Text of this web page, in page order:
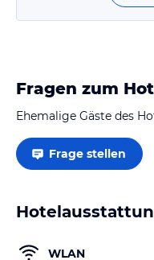
Fragen zum
Ehemalige Gäste des
Frage stellen
WLAN